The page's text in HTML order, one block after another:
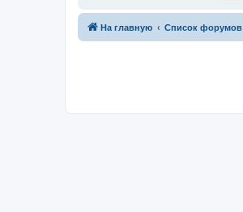
На главную Список форумов